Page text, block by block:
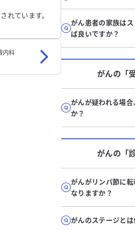
れています。
内科
がん患者の家族は
ば良いですか？
がんの「
がんが疑われる場
か？
がんの「
がんがリンパ節に
なりますか？
がんのステージとは